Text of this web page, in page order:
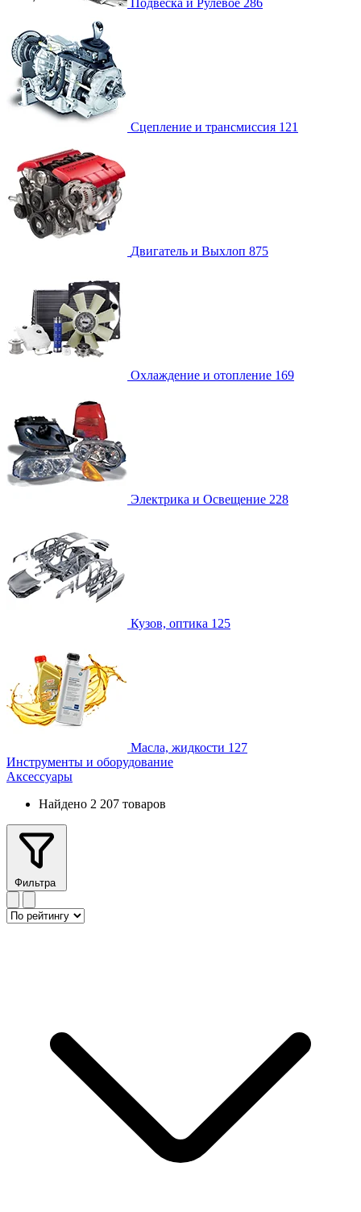
Подвеска и Рулевое 286
Сцепление и трансмиссия 121
Двигатель и Выхлоп 875
Охлаждение и отопление 169
Электрика и Освещение 228
Кузов, оптика 125
Масла, жидкости 127
Инструменты и оборудование
Аксессуары
Найдено 2 207 товаров
Фильтра